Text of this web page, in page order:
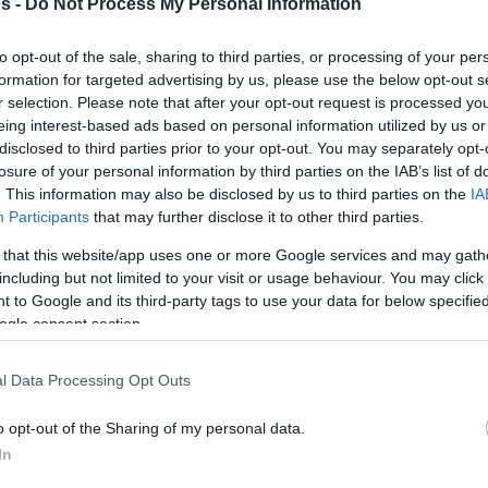
- Do Not Process My Personal Information
opt-out of the sale, sharing to third parties, or processing of your
for targeted advertising by us, please use the below opt-out
selection. Please note that after your opt-out request is processed
interest-based ads based on personal information utilized by us
to third parties prior to your opt-out. You may separately
of your personal information by third parties on the IAB’s list of
This information may also be disclosed by us to third parties on the
Participants that may further disclose it to other third parties.
that this website/app uses one or more Google services and may
but not limited to your visit or usage behaviour. You may
to Google and its third-party tags to use your data for below
consent section.
Data Processing Opt Outs
opt-out of the Sharing of my personal data.
Του Δημήτρη Μιναρετζή/
info@eurohoops.net
Ο πόιντ γκαρντ τηςΦενέρπου παίζει
δανεικός στους Γουλβς της
Λιθουανίας,υπέστη ρήξη έσω
πλαγίου συνδέσμου του γονάτου
και θα μείνει εκτός δράσης για τους
επόμενους πέντε μήνες.
Ο διεθνής Λετονός τραυματίστηκε σε
περασμένο Σάββατο και σήμερα (19/10) η
εγχειριστεί στην Κωνσταντινούπολη και
της αποθεραπείας του.
hakkında bilgilendirme